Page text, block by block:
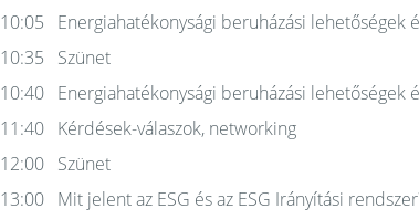
10:05 Energiahatékonysági beruházási lehetőségek
10:35 Szünet
10:40 Energiahatékonysági beruházási lehetőségek
11:40 Kérdések-válaszok, networking
12:00 Szünet
13:00 Mit jelent az ESG és az ESG Irányítási